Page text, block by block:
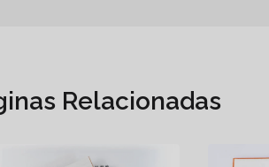
Relacionadas